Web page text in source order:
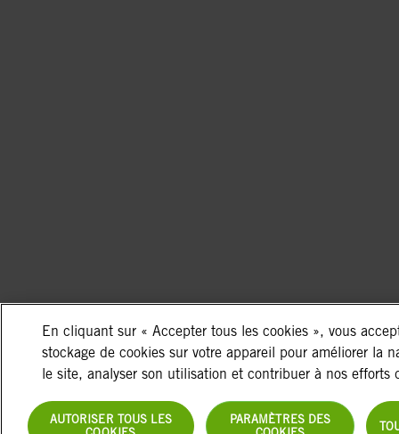
En cliquant sur « Accepter tous les cookies », vous
stockage de cookies sur votre appareil pour améliorer la
le site, analyser son utilisation et contribuer à nos efforts
PARAMÈTRES DES
AUTORISER TOUS LES